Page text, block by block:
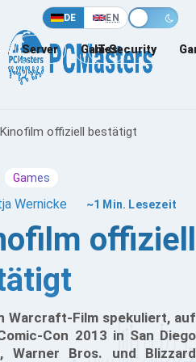
DE EN
Server Games
IT-Security
offiziell bestätigt
Games
Wernicke ~1 Min. Lesezeit
offiziell
Warcraft-Film spekuliert, auf
Con 2013 in San Diego
Warner Bros. und Blizzard